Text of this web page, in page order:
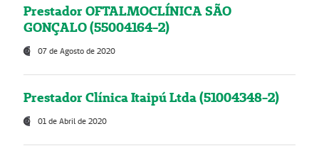
Prestador OFTALMOCLÍNICA SÃO
GONÇALO (55004164-2)
07 de Agosto de 2020
Prestador Clínica Itaipú Ltda (51004348-2)
01 de Abril de 2020